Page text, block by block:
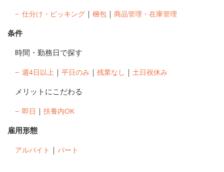
仕分け・ピッキング ｜ 梱包 ｜ 商品管理・在庫管理
条件
時間・勤務日で探す
週4日以上 ｜ 平日のみ ｜ 残業なし ｜ 土日祝休み
メリットにこだわる
即日 ｜ 扶養内OK
雇用形態
アルバイト ｜ パート